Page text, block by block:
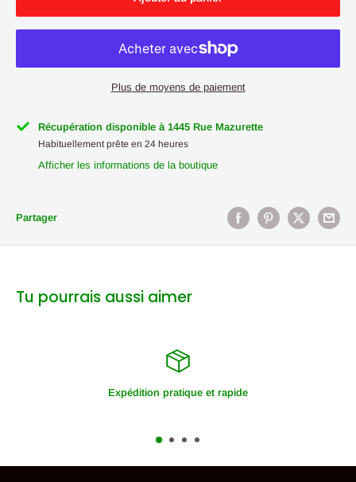
Plus de moyens de paiement
Récupération disponible à 1445 Rue Mazurette
Habituellement prête en 24 heures
Afficher les informations de la boutique
Partager
Tu pourrais aussi aimer
Expédition pratique et rapide